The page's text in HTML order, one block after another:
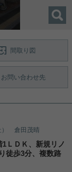
間取り図
お問い合わせ先
） 倉田茂晴
ＬＤＫ、新規リノ
徒歩3分、複数路